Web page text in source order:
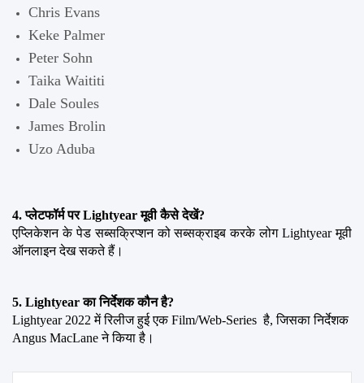
Chris Evans
Keke Palmer
Peter Sohn
Taika Waititi
Dale Soules
James Brolin
Uzo Aduba
4. प्लेटफॉर्म पर Lightyear मूवी कैसे देखें?
एप्लिकेशन के पेड सब्सक्रिप्शन को सब्सक्राइब करके लोग Lightyear मूवी
ऑनलाइन देख सकते हैं।
5. Lightyear का निर्देशक कौन है?
Lightyear 2022 में रिलीज हुई एक Film/Web-Series  है, जिसका निर्देशक
Angus MacLane ने किया है।